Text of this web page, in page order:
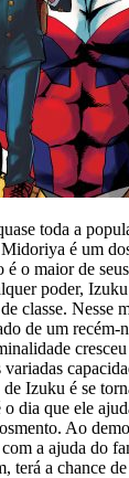
toda a
é um
é o maior de
poder,
classe. Nesse
de um
Izuku é se
o dia que ele
Ao
a ajuda do
terá a chance